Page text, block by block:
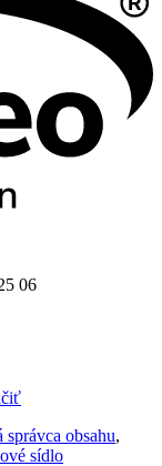
06
správca obsahu,
sídlo